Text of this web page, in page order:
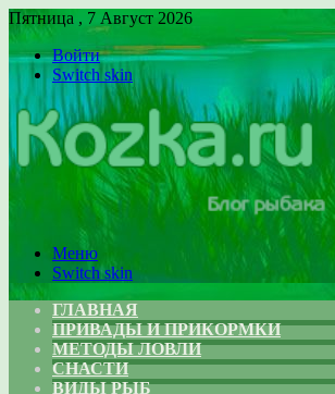
Пятница , 7 Август 2026
Войти
Switch skin
Меню
Switch skin
ГЛАВНАЯ
ПРИВАДЫ И ПРИКОРМКИ
МЕТОДЫ ЛОВЛИ
СНАСТИ
ВИДЫ РЫБ